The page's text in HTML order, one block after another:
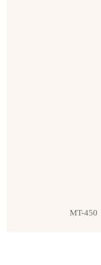
MT-450